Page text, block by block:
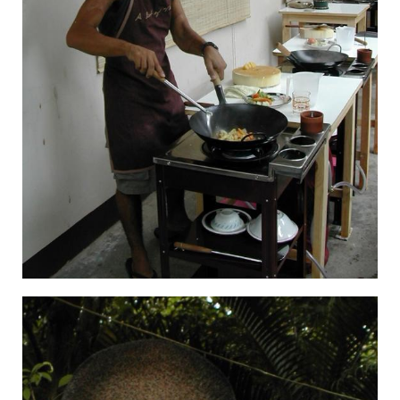
×§×•×¨×¡ ×‘×™×©×•×Œ ×‘×ª××™×Œ× ×"